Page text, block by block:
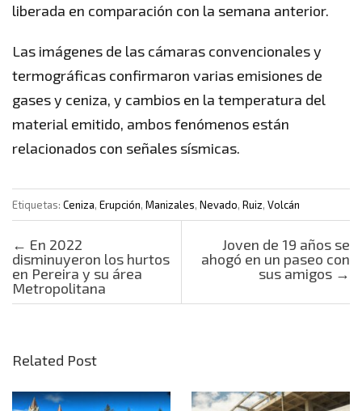
liberada en comparación con la semana anterior.
Las imágenes de las cámaras convencionales y
termográficas confirmaron varias emisiones de
gases y ceniza, y cambios en la temperatura del
material emitido, ambos fenómenos están
relacionados con señales sísmicas.
Etiquetas: Ceniza, Erupción, Manizales, Nevado, Ruiz, Volcán
Post navigation
← En 2022
disminuyeron los hurtos
en Pereira y su área
Metropolitana
Joven de 19 años se
ahogó en un paseo con
sus amigos →
Related Post